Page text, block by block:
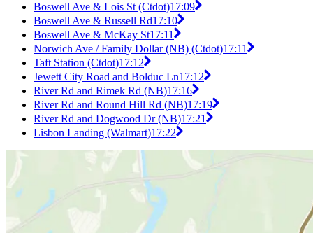
Boswell Ave & Lois St (Ctdot)17:09
Boswell Ave & Russell Rd17:10
Boswell Ave & McKay St17:11
Norwich Ave / Family Dollar (NB) (Ctdot)17:11
Taft Station (Ctdot)17:12
Jewett City Road and Bolduc Ln17:12
River Rd and Rimek Rd (NB)17:16
River Rd and Round Hill Rd (NB)17:19
River Rd and Dogwood Dr (NB)17:21
Lisbon Landing (Walmart)17:22